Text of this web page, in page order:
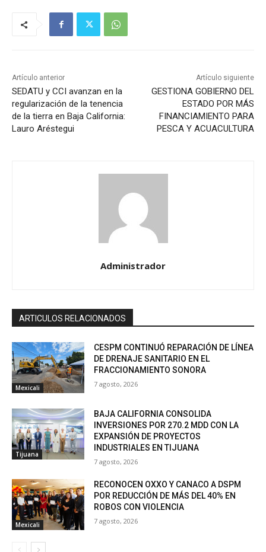
Artículo anterior
SEDATU y CCI avanzan en la
regularización de la tenencia
de la tierra en Baja California:
Lauro Aréstegui
Artículo siguiente
GESTIONA GOBIERNO DEL
ESTADO POR MÁS
FINANCIAMIENTO PARA
PESCA Y ACUACULTURA
Administrador
ARTICULOS RELACIONADOS
Mexicali
CESPM CONTINUÓ REPARACIÓN DE LÍNEA
DE DRENAJE SANITARIO EN EL
FRACCIONAMIENTO SONORA
7 agosto, 2026
Tijuana
BAJA CALIFORNIA CONSOLIDA
INVERSIONES POR 270.2 MDD CON LA
EXPANSIÓN DE PROYECTOS
INDUSTRIALES EN TIJUANA
7 agosto, 2026
Mexicali
RECONOCEN OXXO Y CANACO A DSPM
POR REDUCCIÓN DE MÁS DEL 40% EN
ROBOS CON VIOLENCIA
7 agosto, 2026